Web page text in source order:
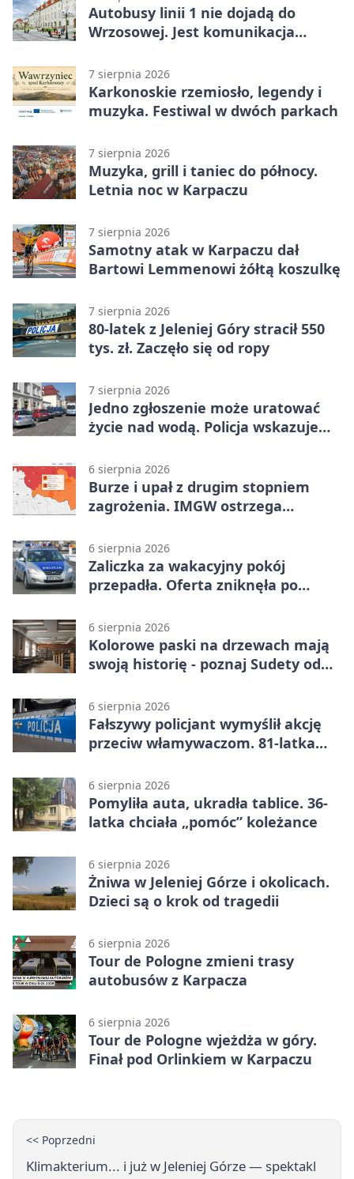
Autobusy linii 1 nie dojadą do
Wrzosowej. Jest komunikacja
7 sierpnia 2026
Karkonoskie rzemiosło, legendy i
muzyka. Festiwal w dwóch parkach
7 sierpnia 2026
Muzyka, grill i taniec do północy.
Letnia noc w Karpaczu
7 sierpnia 2026
Samotny atak w Karpaczu dał
Bartowi Lemmenowi żółtą koszulkę
7 sierpnia 2026
80-latek z Jeleniej Góry stracił 550
tys. zł. Zaczęło się od ropy
7 sierpnia 2026
Jedno zgłoszenie może uratować
życie nad wodą. Policja wskazuje
6 sierpnia 2026
Burze i upał z drugim stopniem
zagrożenia. IMGW ostrzega
6 sierpnia 2026
Zaliczka za wakacyjny pokój
przepadła. Oferta zniknęła po
6 sierpnia 2026
Kolorowe paski na drzewach mają
swoją historię - poznaj Sudety od
6 sierpnia 2026
Fałszywy policjant wymyślił akcję
przeciw włamywaczom. 81-latka
6 sierpnia 2026
Pomyliła auta, ukradła tablice. 36-
latka chciała „pomóc” koleżance
6 sierpnia 2026
Żniwa w Jeleniej Górze i okolicach.
Dzieci są o krok od tragedii
6 sierpnia 2026
Tour de Pologne zmieni trasy
autobusów z Karpacza
6 sierpnia 2026
Tour de Pologne wjeżdża w góry.
Finał pod Orlinkiem w Karpaczu
<< Poprzedni
Klimakterium... i już w Jeleniej Górze — spektakl